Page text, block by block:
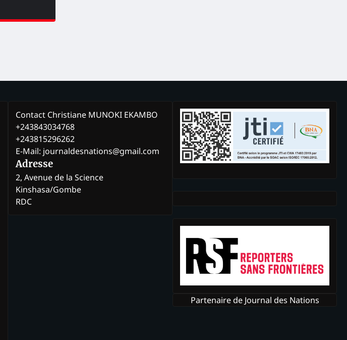
Contact Christiane MUNOKI EKAMBO
+243843034768
+243815296262
E-Mail: journaldesnations@gmail.com
Adresse
2, Avenue de la Science
Kinshasa/Gombe
RDC
Partenaire de Journal des Nations